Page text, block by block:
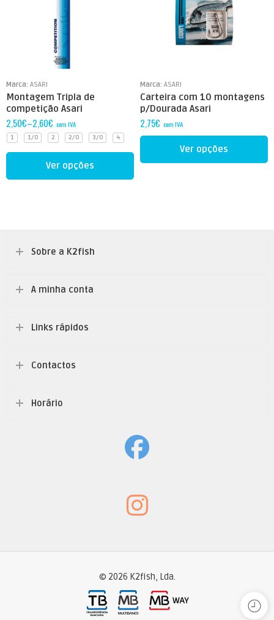
Marca: ASARI
Montagem Tripla de
competição Asari
2,50€–2,60€ com IVA
1 1/0 2 2/0 3/0 4
Ver opções
Marca: ASARI
Carteira com 10 montagens
p/Dourada Asari
2,75€ com IVA
1/0
2
6
Ver opções
Sobre a K2fish
A minha conta
Links rápidos
Contactos
Horário
© 2026 K2fish, Lda.